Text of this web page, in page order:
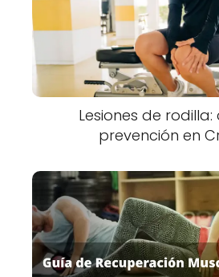
Lesiones de
prevención en